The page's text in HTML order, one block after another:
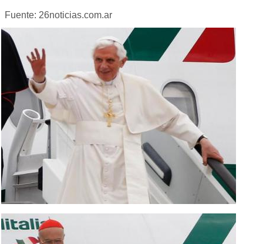
Fuente: 26noticias.com.ar